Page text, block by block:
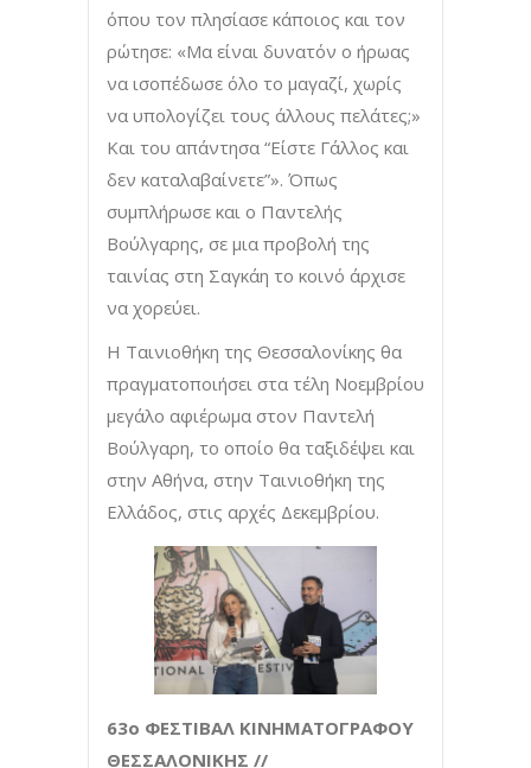
όπου τον πλησίασε κάποιος και τον
ρώτησε: «Μα είναι δυνατόν ο ήρωας
να ισοπέδωσε όλο το μαγαζί, χωρίς
να υπολογίζει τους άλλους πελάτες;»
Και του απάντησα “Eίστε Γάλλος και
δεν καταλαβαίνετε”». Όπως
συμπλήρωσε και ο Παντελής
Βούλγαρης, σε μια προβολή της
ταινίας στη Σαγκάη το κοινό άρχισε
να χορεύει.
Η Ταινιοθήκη της Θεσσαλονίκης θα
πραγματοποιήσει στα τέλη Νοεμβρίου
μεγάλο αφιέρωμα στον Παντελή
Βούλγαρη, το οποίο θα ταξιδέψει και
στην Αθήνα, στην Ταινιοθήκη της
Ελλάδος, στις αρχές Δεκεμβρίου.
63ο ΦΕΣΤΙΒΑΛ ΚΙΝΗΜΑΤΟΓΡΑΦΟΥ
ΘΕΣΣΑΛΟΝΙΚΗΣ //